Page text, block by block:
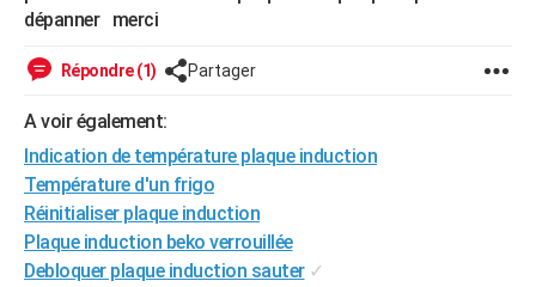
Forum
Aménagement intérieur
Extérieur
Cuisine
Salle de bains
Jardinage
Rangement
WEEK-END
Guides de France
Escapades
Patrimoine
Expositions
Musées
Week-end nature
LIFESTYLE
Art de vivre
Bien-être
Loisirs
Mode
Modes de vie
SANTE
Alimentation
Guide de la santé
Maladies
Médicaments
Sommeil
VOYAGE
Destinations
City break
Voyage nature
Voyage de noces
Forum
Climat
+PHOTO
GUIDES D'ACHAT
dépanner merci
Répondre (1) Partager
A voir également:
Indication de température plaque induction
Température d'un frigo
Réinitialiser plaque induction
Plaque induction beko verrouillée
Debloquer plaque induction sauter ✓